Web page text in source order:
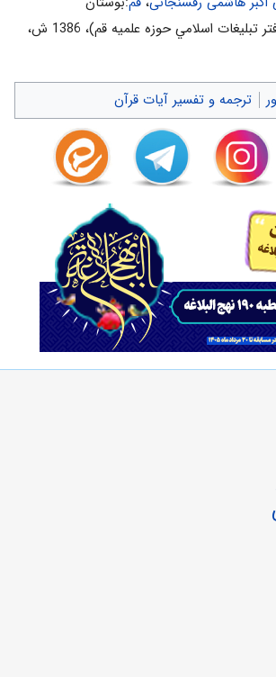
كتاب(انتشارات دفتر تبليغات اسلامي حوزه علميه قم)، 1386 ش‌،
ترجمه و تفسیر آیات قرآن